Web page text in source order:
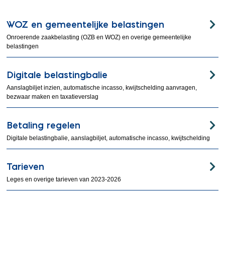
WOZ en gemeentelijke belastingen
Onroerende zaakbelasting (OZB en WOZ) en overige gemeentelijke
belastingen
Digitale belastingbalie
Aanslagbiljet inzien, automatische incasso, kwijtschelding aanvragen,
bezwaar maken en taxatieverslag
Betaling regelen
Digitale belastingbalie, aanslagbiljet, automatische incasso, kwijtschelding
Tarieven
Leges en overige tarieven van 2023-2026